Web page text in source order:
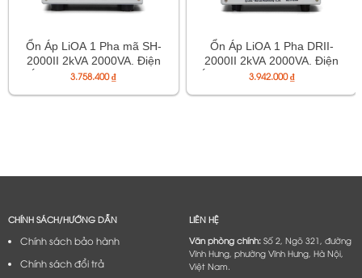
Ổn Áp LiOA 1 Pha mã SH-
2000II 2kVA 2000VA. Điện
Áp Vào 130V÷250V, Điện
3.758.400₫
Ổn Áp LiOA 1 Pha DRII-
2000II 2kVA 2000VA. Điện
Áp Vào 50V÷250V, Ra 220V
3.942.000₫
CHÍNH SÁCH/HƯỚNG DẪN
Chính sách bảo hành
Chính sách đổi trả
LIÊN HỆ
Văn phòng chính:Số 2, Ngõ 321, đường
Vĩnh Hưng, phường Vĩnh Hưng, Hà Nội,
Việt Nam.